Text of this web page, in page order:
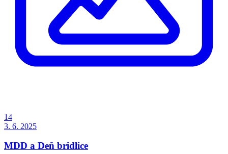
14
3. 6. 2025
MDD a Deň bridlice